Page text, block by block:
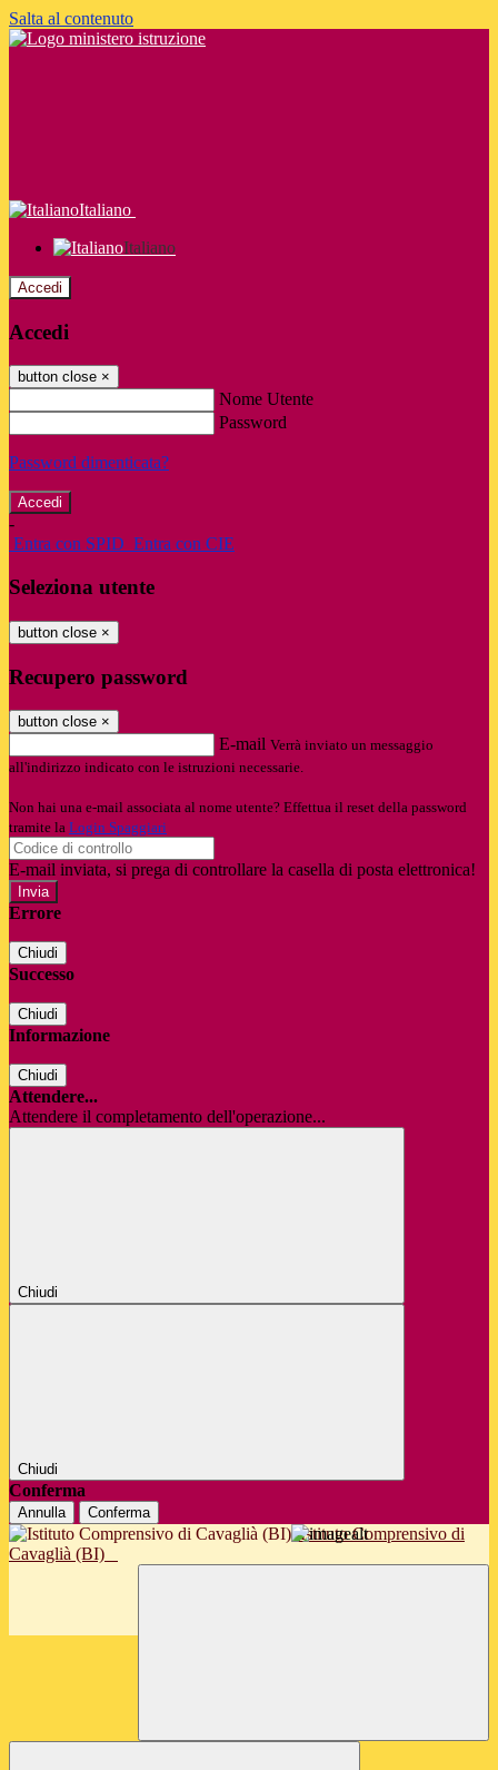
Salta al contenuto
Italiano
Italiano
Accedi
Accedi
button close ×
Nome Utente
Password
Password dimenticata?
-
Entra con SPID Entra con CIE
Seleziona utente
button close ×
Recupero password
button close ×
E-mail Verrà inviato un messaggio
all'indirizzo indicato con le istruzioni necessarie.
Non hai una e-mail associata al nome utente? Effettua il reset della password
tramite la Login Spaggiari
E-mail inviata, si prega di controllare la casella di posta elettronica!
Errore
Chiudi
Successo
Chiudi
Informazione
Chiudi
Attendere...
Attendere il completamento dell'operazione...
Chiudi
Chiudi
Conferma
Annulla Conferma
Istituto Comprensivo di
Cavaglià (BI)